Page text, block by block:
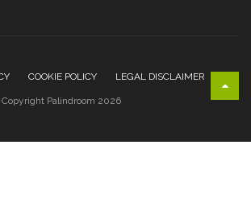
COOKIE POLICY LEGAL DISCLAIMER
Palindroom 2026